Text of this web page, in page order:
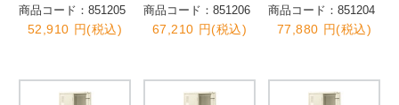
商品コード：851205
52,910 円(税込)
商品コード：851206
67,210 円(税込)
商品コード：851204
77,880 円(税込)